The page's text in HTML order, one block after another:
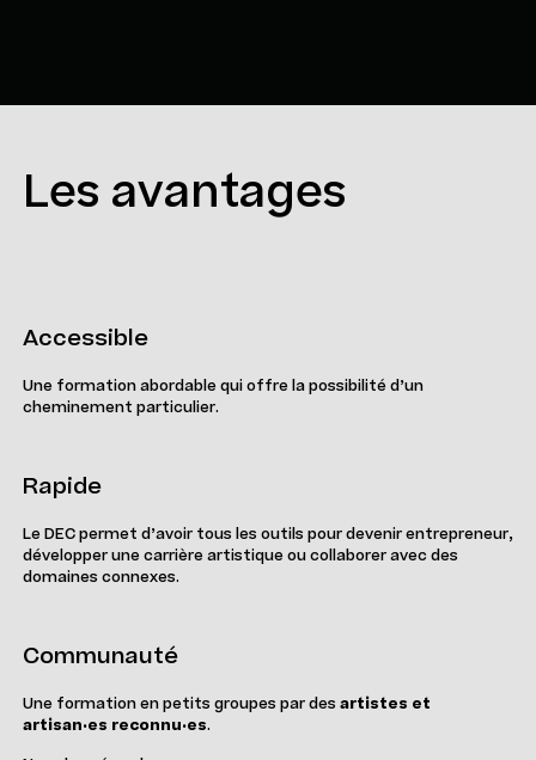
Les avantages
Accessible
Une formation abordable qui offre la possibilité d’un
cheminement particulier.
Rapide
Le DEC permet d’avoir tous les outils pour devenir entrepreneur,
développer une carrière artistique ou collaborer avec des
domaines connexes.
Communauté
Une formation en petits groupes par des artistes et
artisan·es reconnu·es.